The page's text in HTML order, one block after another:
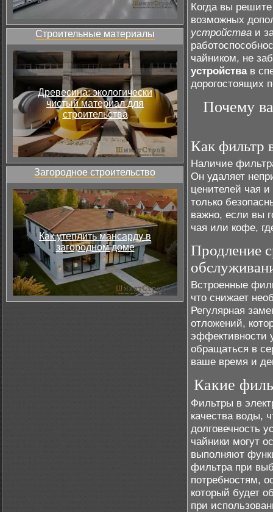
Строительные материалы
Древесина: экологически
чистый материал для
строительства
Загородное строительство
Как утеплить мансарду в
загородном доме
Когда вы
возможных
устройства и
чайником, не
устройствав
дорогостоящих
Почему
Как фильтр
Наличие
Он удаляет
ценителей чая
только
важно, если вы
чая или кофе,
Продление
Встроенные
что снижает
Регулярная
отложений,
эффективности
обращаться в
ваше время и
Какие
Фильтры в
качества воды,
долговечность
чайники могут
выполняют
фильтра при
потребностям,
который будет
при